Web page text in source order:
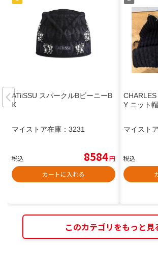
ATiiSSU スパークルBビーニーB
K
マイストア在庫： 3231
税込 8584円
カートに入れる
CHARLES
Y ニット
マイスト
税込
このカテゴリをもっと見